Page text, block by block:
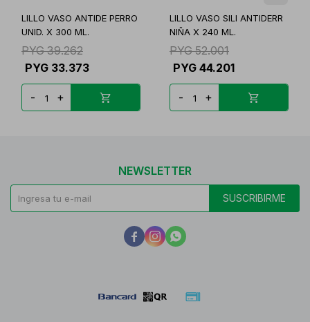
LILLO VASO ANTIDE PERRO
UNID. X 300 ML.
PYG 39.262
PYG 33.373
- +
LILLO VASO SILI ANTIDERR
NIÑA X 240 ML.
PYG 52.001
PYG 44.201
- +
NEWSLETTER
SUSCRIBIRME
  